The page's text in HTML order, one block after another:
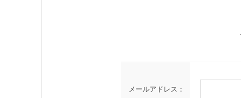
メールアドレス：